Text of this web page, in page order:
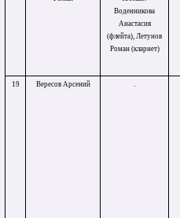
Воденникова
Анастасия
(флейта), Летунов
Роман (кларнет)
19 Вересов Арсений .